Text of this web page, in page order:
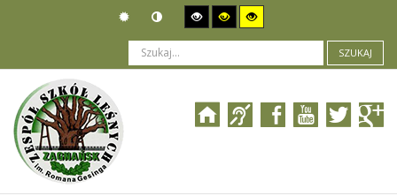
SZUKAJ
Jesteś tutaj: Warunki korzystania z serwisu